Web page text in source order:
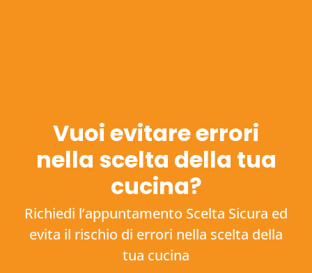
Vuoi evitare errori
nella scelta della tua
cucina?
Richiedi l’appuntamento Scelta Sicura ed
evita il rischio di errori nella scelta della
tua cucina